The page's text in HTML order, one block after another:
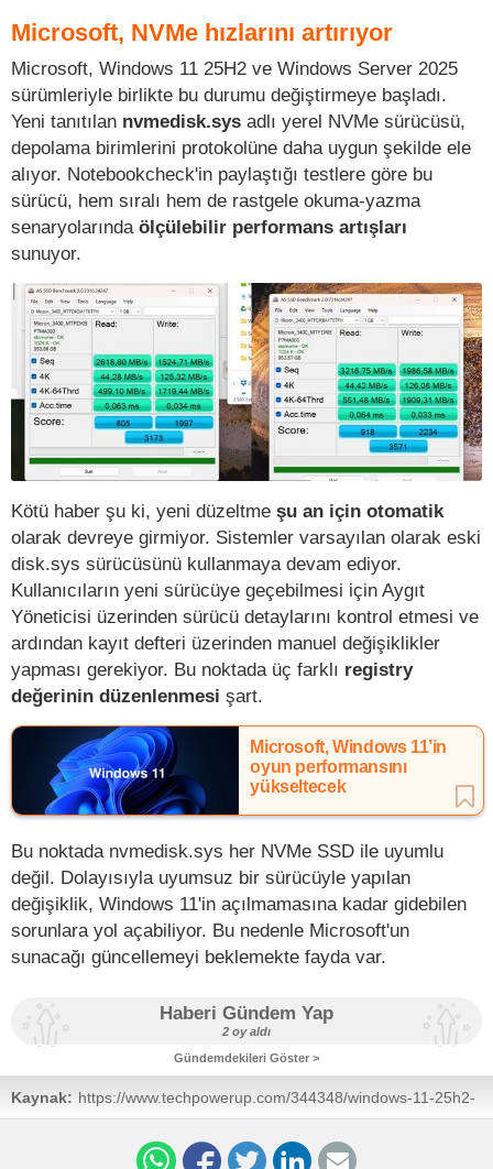
Microsoft, NVMe hızlarını artırıyor
Microsoft, Windows 11 25H2 ve Windows Server 2025
sürümleriyle birlikte bu durumu değiştirmeye başladı.
Yeni tanıtılan nvmedisk.sys adlı yerel NVMe sürücüsü,
depolama birimlerini protokolüne daha uygun şekilde ele
alıyor. Notebookcheck'in paylaştığı testlere göre bu
sürücü, hem sıralı hem de rastgele okuma-yazma
senaryolarında ölçülebilir performans artışları
sunuyor.
Kötü haber şu ki, yeni düzeltme şu an için otomatik
olarak devreye girmiyor. Sistemler varsayılan olarak eski
disk.sys sürücüsünü kullanmaya devam ediyor.
Kullanıcıların yeni sürücüye geçebilmesi için Aygıt
Yöneticisi üzerinden sürücü detaylarını kontrol etmesi ve
ardından kayıt defteri üzerinden manuel değişiklikler
yapması gerekiyor. Bu noktada üç farklı registry
değerinin düzenlenmesi şart.
Microsoft, Windows 11’in
oyun performansını
yükseltecek
Bu noktada nvmedisk.sys her NVMe SSD ile uyumlu
değil. Dolayısıyla uyumsuz bir sürücüyle yapılan
değişiklik, Windows 11'in açılmamasına kadar gidebilen
sorunlara yol açabiliyor. Bu nedenle Microsoft'un
sunacağı güncellemeyi beklemekte fayda var.
Haberi Gündem Yap
2 oy aldı
Gündemdekileri Göster >
Kaynak: https://www.techpowerup.com/344348/windows-11-25h2-
includes-a-faster-nvme-driver-needing-manual-